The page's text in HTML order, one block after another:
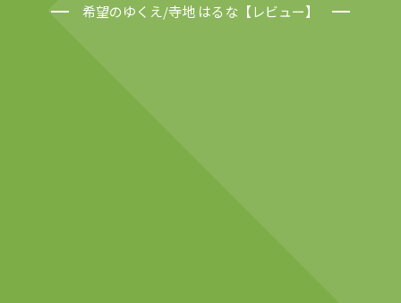
希望のゆくえ/寺地 はるな【レビュー】